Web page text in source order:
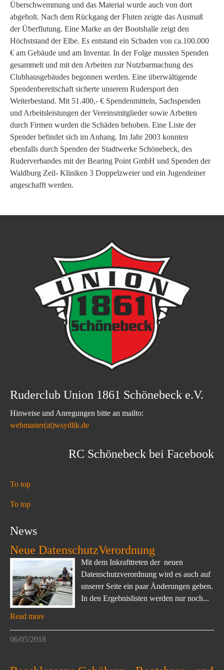
Überschwemmung und das Material wurde auch von dort
abgeholt. Nach dem Rückgang der Fluten zeigte das Ausmaß
der Überflutung. Eine Marke an der Bootshalle zeigt den
Höchststand der Elbe. Es entstand ein Schaden von ca.100.000
€ am Gebäude und am Inventar. In der Folge mussten Spenden
gesammelt und mit den Arbeiten zur Nutzbarmachung des
Clubhausgebäudes begonnen werden. Eine überwältigende
Spendenbereitschaft sicherte unserem Rudersport den
Weiterbestand. Mit 51.400,- € Spendenmitteln, Sachspenden
und Arbeitsleistungen der Vereinsmitglieder sowie Arbeiten
durch Firmen wurden die Schäden behoben. Eine Liste der
Spender befindet sich im Anhang. Im Jahr 2003 konnten
ebenfalls durch Spenden der Stadtwerke Schönebeck, des
Ruderverbandes mit der Bearing Point GmbH und Spenden der
Waldburg Zeil- Kliniken 3 Doppelzweier und ein Jugendeiner
angeschafft werden.
Ruderclub Union 1861 Schönebeck e.V.
Hinweise und Anregungen bitte an mailto:
webmaster(at)wsydlik.de
RC Schönebeck bei Facebook
To top
To top
News
Neue DatenschutzVerordnung
Mit dem Inkrafttreten der neuen
Datenschutzverordnung wird es auch auf
unserer Seite ein paar Änderungen geben.
In den Ergebnislisten werden nur noch...
Read more
06/05/2018